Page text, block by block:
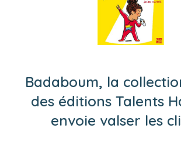
Badaboum, la
des éditions Talents
envoie valser les